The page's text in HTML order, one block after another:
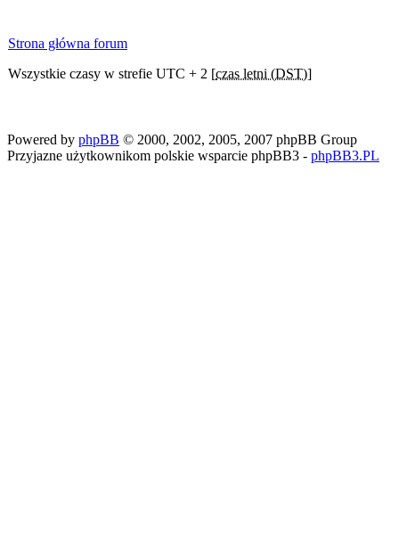
Strona główna forum
Wszystkie czasy w strefie UTC + 2 [czas letni (DST)]
Powered by phpBB © 2000, 2002, 2005, 2007 phpBB Group
Przyjazne użytkownikom polskie wsparcie phpBB3 - phpBB3.PL